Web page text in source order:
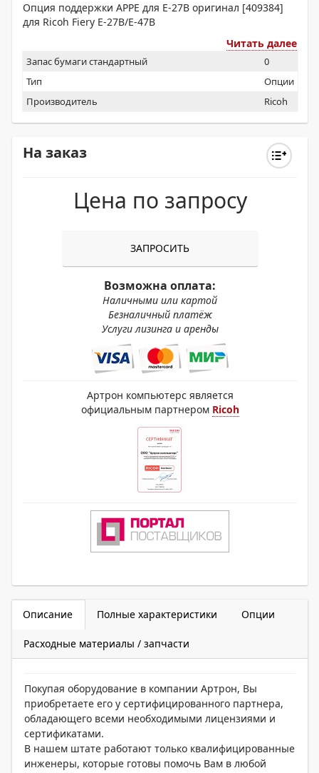
Опция поддержки APPE для E-27B оригинал [409384]
для Ricoh Fiery E-27B/E-47B
Читать далее
Запас бумаги стандартный
0
Тип
Опции
Производитель
Ricoh
На заказ
Цена по запросу
ЗАПРОСИТЬ
Возможна оплата:
Наличными или картой
Безналичный платёж
Услуги лизинга и аренды
Артрон компьютерс является
официальным партнером Ricoh
Описание Полные характеристики Опции
Расходные материалы / запчасти
Покупая оборудование в компании Артрон, Вы
приобретаете его у сертифицированного партнера,
обладающего всеми необходимыми лицензиями и
сертификатами.
В нашем штате работают только квалифицированные
инженеры, которые готовы помочь Вам в любой